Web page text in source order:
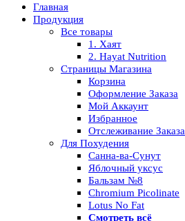
Главная
Продукция
Все товары
1. Хаят
2. Hayat Nutrition
Страницы Магазина
Корзина
Оформление Заказа
Мой Аккаунт
Избранное
Отслеживание Заказа
Для Похудения
Санна-ва-Сунут
Яблочный уксус
Бальзам №8
Chromium Picolinate
Lotus No Fat
Смотреть всё